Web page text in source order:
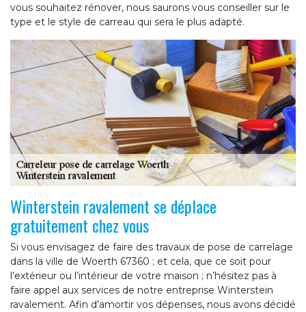
vous souhaitez rénover, nous saurons vous conseiller sur le
type et le style de carreau qui sera le plus adapté.
Winterstein ravalement se déplace
gratuitement chez vous
Si vous envisagez de faire des travaux de pose de carrelage
dans la ville de Woerth 67360 ; et cela, que ce soit pour
l’extérieur ou l’intérieur de votre maison ; n’hésitez pas à
faire appel aux services de notre entreprise Winterstein
ravalement. Afin d’amortir vos dépenses, nous avons décidé